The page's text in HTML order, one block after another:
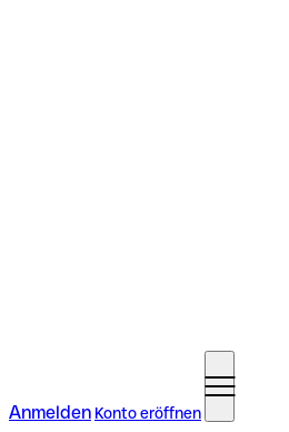
Anmelden Konto eröffnen